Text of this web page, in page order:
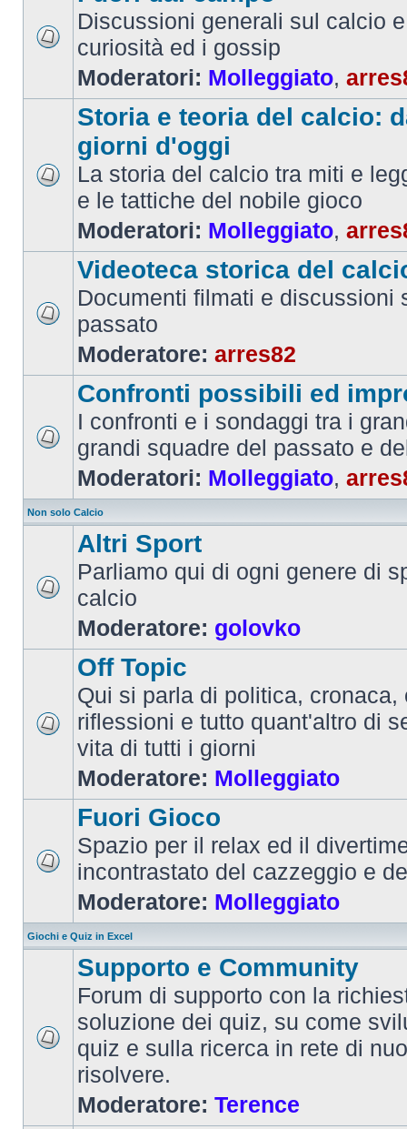
Discussioni generali sul calcio
curiosità ed i gossip
Moderatori: Molleggiato,
Storia e teoria del calcio:
giorni d'oggi
La storia del calcio tra miti e
e le tattiche del nobile gioco
Moderatori: Molleggiato,
Videoteca storica del
Documenti filmati e discussioni
passato
Moderatore: arres82
Confronti possibili ed
I confronti e i sondaggi tra i
grandi squadre del passato e
Moderatori: Molleggiato,
Non solo Calcio
Altri Sport
Parliamo qui di ogni genere di
calcio
Moderatore: golovko
Off Topic
Qui si parla di politica, cronaca,
riflessioni e tutto quant'altro di
vita di tutti i giorni
Moderatore: Molleggiato
Fuori Gioco
Spazio per il relax ed il
incontrastato del cazzeggio e
Moderatore: Molleggiato
Giochi e Quiz in Excel
Supporto e Community
Forum di supporto con la
soluzione dei quiz, su come
quiz e sulla ricerca in rete di
risolvere.
Moderatore: Terence